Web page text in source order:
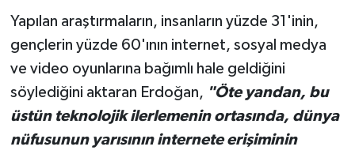
Yapılan araştırmaların, insanların yüzde 31'inin,
gençlerin yüzde 60'ının internet, sosyal medya
ve video oyunlarına bağımlı hale geldiğini
söylediğini aktaran Erdoğan, "Öte yandan, bu
üstün teknolojik ilerlemenin ortasında, dünya
nüfusunun yarısının internete erişiminin